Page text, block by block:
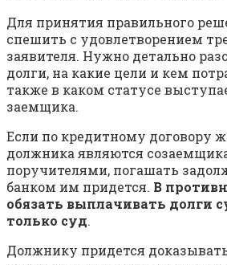
Для принятия правильного
спешить с удовлетворением
заявителя. Нужно детально
долги, на какие цели и кем
также в каком статусе
заемщика.
Если по кредитному договору
должника являются
поручителями, погашать
банком им придется. В
обязать выплачивать долги
только суд.
Должнику придется